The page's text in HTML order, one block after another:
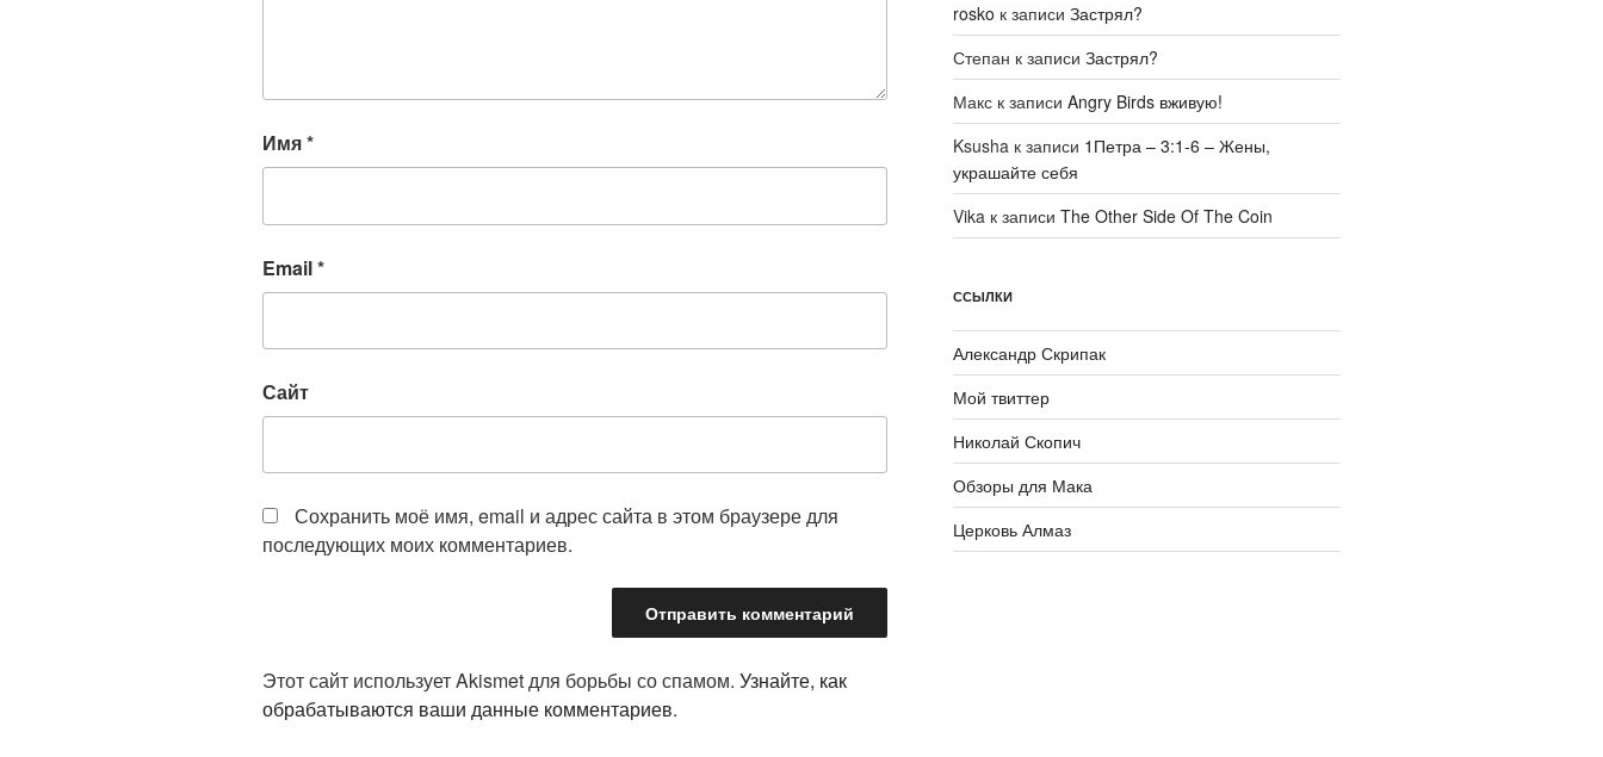
Имя*
Email*
Сайт
Сохранить моё имя, email и адрес сайта в этом браузере для
последующих моих комментариев.
Этот сайт использует Akismet для борьбы со спамом. Узнайте, как
обрабатываются ваши данные комментариев.
rosko к записи Застрял?
Степан к записи Застрял?
Макск записи Angry Birds вживую!
Ksushaк записи 1Петра – 3:1-6 – Жены,
украшайте себя
Vikaк записи The Other Side Of The Coin
ССЫЛКИ
Александр Скрипак
Мой твиттер
Николай Скопич
Обзоры для Мака
Церковь Алмаз